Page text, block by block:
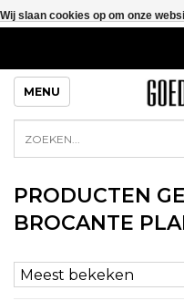
MENU
PRODUCTEN
BROCANTE
Wij slaan cookies op om onze